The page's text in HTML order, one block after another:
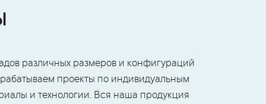
различных размеров и конфигураций
проекты по индивидуальным
и технологии. Вся наша продукция